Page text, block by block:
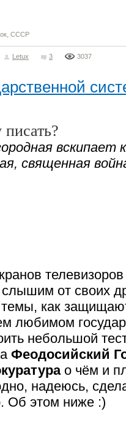
, СССР
Letux 3 3037
вскипает
священная
от своих
темы, как
любимом
небольшой
Феодосийский
о чём и
надеюсь,
Об этом ниже :)